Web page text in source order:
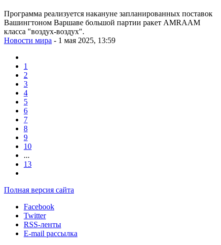
Программа реализуется накануне запланированных поставок
Вашингтоном Варшаве большой партии ракет AMRAAM
класса "воздух-воздух".
Новости мира - 1 мая 2025, 13:59
1
2
3
4
5
6
7
8
9
10
...
13
Полная версия сайта
Facebook
Twitter
RSS-ленты
E-mail рассылка